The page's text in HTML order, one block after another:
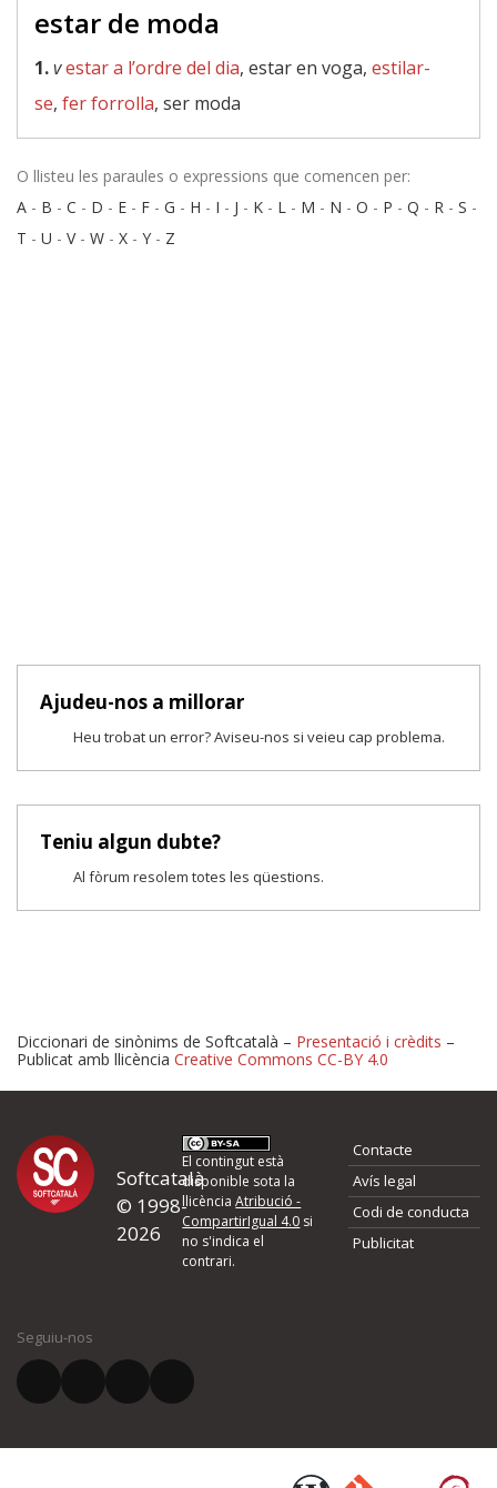
estar de moda
1.vestar a l’ordre del dia, estar en voga, estilar-
se, fer forrolla, ser moda
O llisteu les paraules o expressions que comencen per:
A - B - C - D - E - F - G - H - I - J - K - L - M - N - O - P - Q - R - S -
T - U - V- W - X - Y - Z
Ajudeu-nos a millorar
Heu trobat un error? Aviseu-nos si veieu cap problema.
Teniu algun dubte?
Al fòrum resolem totes les qüestions.
Proposeu-nos millores o
d'errors
Si heu trobat un error o voleu proposar alguna millora, ompliu els
quina és la millora que proposeu o l'error del qual voleu informar-
El vostre correu electrònic *
Diccionari de sinònims de Softcatalà – Presentació i crèdits –
Publicat amb llicència Creative Commons CC-BY 4.0
Softcatalà
© 1998-
2026
El contingut està
disponible sota la
llicènciaAtribució -
CompartirIgual 4.0 si
no s'indica el
contrari.
Contacte
Avís legal
Codi de conducta
Publicitat
Seguiu-nos